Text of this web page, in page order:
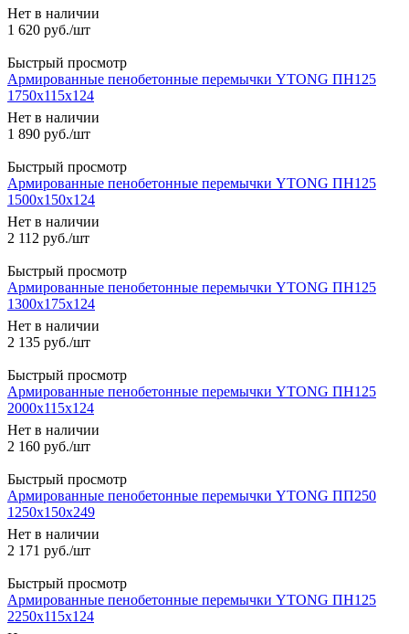
Нет в наличии
1 620 руб./шт
Быстрый просмотр
Армированные пенобетонные перемычки YTONG ПН125
1750x115x124
Нет в наличии
1 890 руб./шт
Быстрый просмотр
Армированные пенобетонные перемычки YTONG ПН125
1500x150x124
Нет в наличии
2 112 руб./шт
Быстрый просмотр
Армированные пенобетонные перемычки YTONG ПН125
1300x175x124
Нет в наличии
2 135 руб./шт
Быстрый просмотр
Армированные пенобетонные перемычки YTONG ПН125
2000x115x124
Нет в наличии
2 160 руб./шт
Быстрый просмотр
Армированные пенобетонные перемычки YTONG ПП250
1250x150x249
Нет в наличии
2 171 руб./шт
Быстрый просмотр
Армированные пенобетонные перемычки YTONG ПН125
2250x115x124